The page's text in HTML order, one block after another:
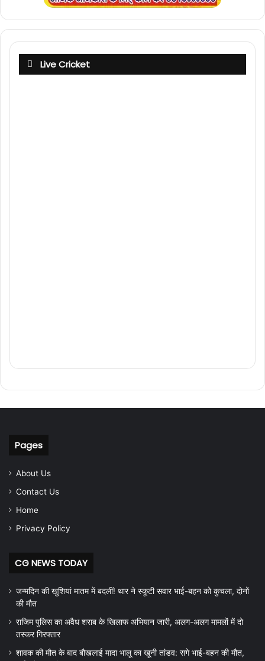
Live Cricket
Pages
About Us
Contact Us
Home
Privacy Policy
CG NEWS TODAY
जन्मदिन की खुशियां मातम में बदलीं! थार ने स्कूटी सवार भाई-बहन को कुचला, दोनों
की मौत
राजिम पुलिस का अवैध शराब के खिलाफ अभियान जारी, अलग-अलग मामलों में दो
तस्कर गिरफ्तार
शावक की मौत के बाद बौखलाई मादा भालू का खूनी तांडव: सगे भाई-बहन की मौत,